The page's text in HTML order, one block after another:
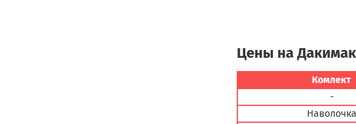
Цены на
Комлект
-
Наволочка